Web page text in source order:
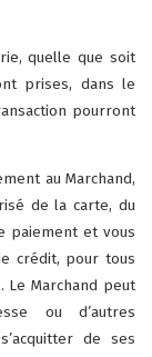
quelle que soit
prises, dans le
pourront
au Marchand,
de la carte, du
paiement et vous
crédit, pour tous
Marchand peut
ou d’autres
de ses